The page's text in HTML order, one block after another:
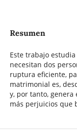
Resumen
Este trabajo
necesitan dos
ruptura eficiente,
matrimonial es,
y, por tanto,
más perjuicios que